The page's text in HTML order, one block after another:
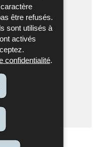
être refusés.
sont utilisés à
activés
confidentialité.